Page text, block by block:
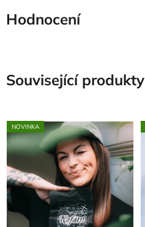
Hodnocení
Související produkty
NOVINKA